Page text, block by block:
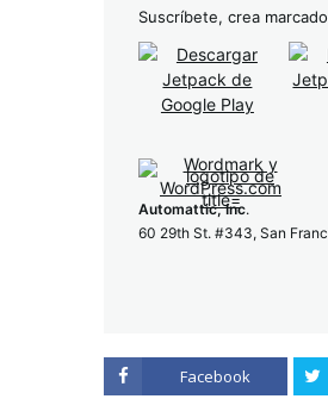
Suscríbete, crea
Automattic, Inc.
60 29th St. #343, San
Facebook